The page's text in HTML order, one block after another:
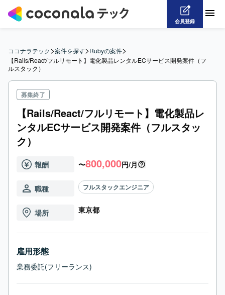
会員登録
ココナラテック>案件を探す>Rubyの案件>
【Rails/React/フルリモート】電化製品レンタルECサービス開発案件（フ
ルスタック）
募集終了
【Rails/React/フルリモート】電化製品レ
ンタルECサービス開発案件（フルスタッ
ク）
報酬 〜800,000円/月
職種 フルスタックエンジニア
場所 東京都
雇用形態
業務委託(フリーランス)